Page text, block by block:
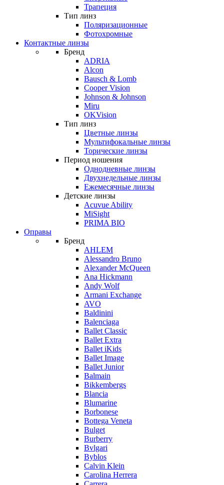
Трапеция
Тип линз
Поляризационные
Фотохромные
Контактные линзы
Бренд
ADRIA
Alcon
Bausch & Lomb
Cooper Vision
Johnson & Johnson
Miru
OKVision
Тип линз
Цветные линзы
Мультифокальные линзы
Торические линзы
Период ношения
Однодневные линзы
Двухнедельные линзы
Ежемесячные линзы
Детские линзы
Acuvue Ability
MiSight
PRIMA BIO
Оправы
Бренд
AHLEM
Alessandro Bruno
Alexander McQueen
Ana Hickmann
Andy Wolf
Armani Exchange
AVO
Baldinini
Balenciaga
Ballet Classic
Ballet Extra
Ballet iKids
Ballet Image
Ballet Junior
Balmain
Bikkembergs
Blancia
Blumarine
Borbonese
Bottega Veneta
Bulget
Burberry
Bvlgari
Byblos
Calvin Klein
Carolina Herrera